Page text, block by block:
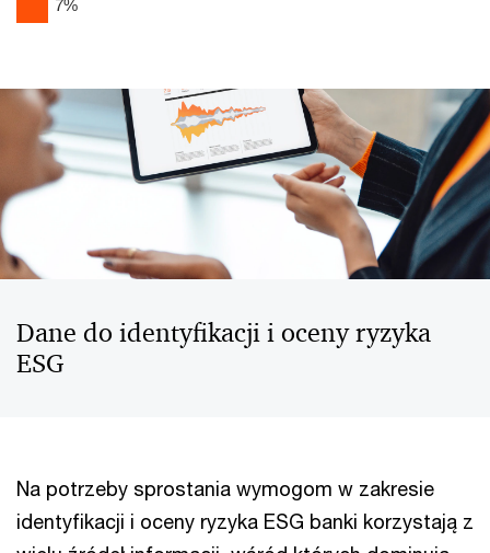
7%
Dane do identyfikacji i oceny ryzyka
ESG
Na potrzeby sprostania wymogom w zakresie
identyfikacji i oceny ryzyka ESG banki korzystają z